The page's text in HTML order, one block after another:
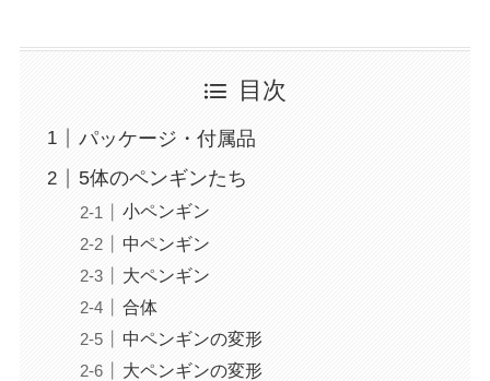
目次
パッケージ・付属品
5体のペンギンたち
小ペンギン
中ペンギン
大ペンギン
合体
中ペンギンの変形
大ペンギンの変形